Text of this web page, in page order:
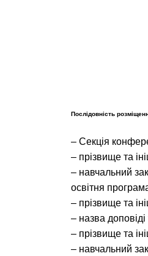
Послідовність
– Секція
– прізвище та
– навчальний
освітня
– прізвище та
– назва
– прізвище та
– навчальний